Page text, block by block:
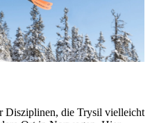
Disziplinen, die Trysil vielleicht